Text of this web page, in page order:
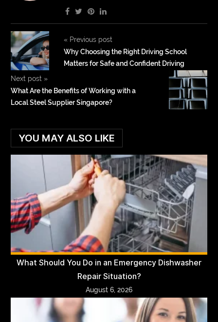
«Previous post
Why Choosing the Right Driving School
Matters for Safe and Confident Driving
Next post »
What Are the Benefits of Working with a
Local Steel Supplier Singapore?
YOU MAY ALSO LIKE
What Should You Do in an Emergency Dishwasher
Repair Situation?
August 6, 2026